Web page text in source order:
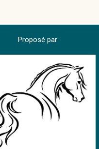
Proposé par